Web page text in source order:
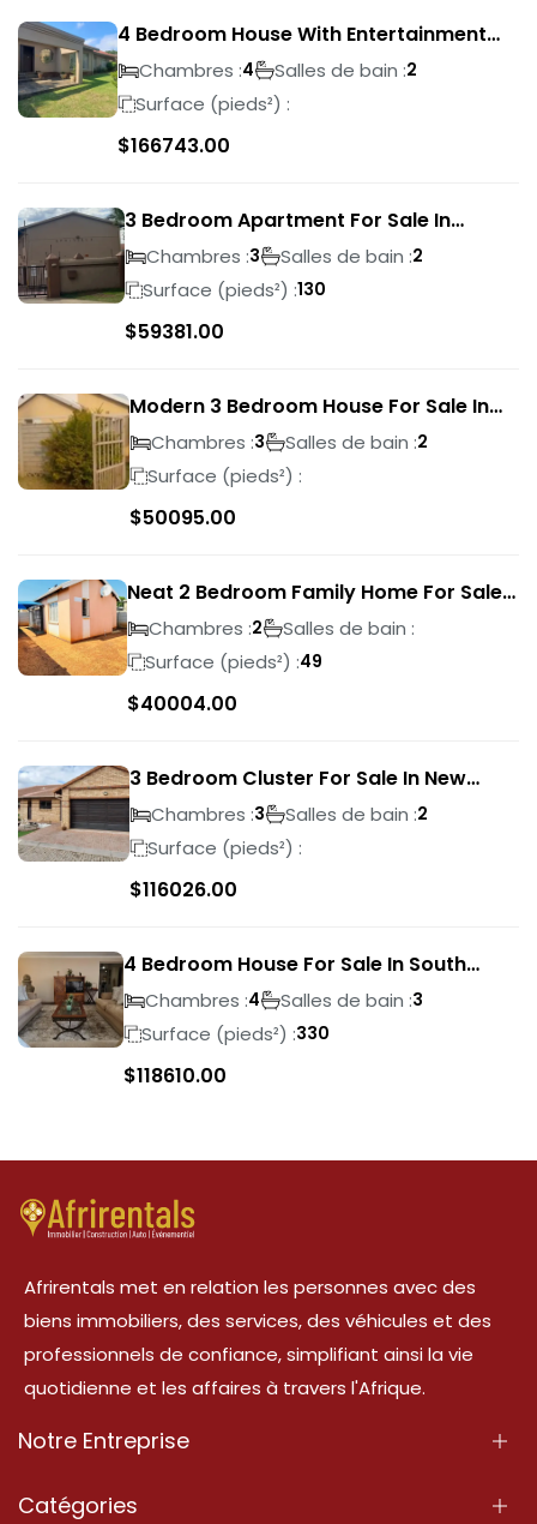
4 Bedroom House With Entertainment
Area In Randhart
Chambres :4 Salles de bain :2
Surface (pieds²) :
$166743.00
3 Bedroom Apartment For Sale In
Verwoerdpark
Chambres :3 Salles de bain :2
Surface (pieds²) :130
$59381.00
Modern 3 Bedroom House For Sale In
Albertsdal
Chambres :3 Salles de bain :2
Surface (pieds²) :
$50095.00
Neat 2 Bedroom Family Home For Sale
In Sky City
Chambres :2
Salles de bain :
Surface (pieds²) :49
$40004.00
3 Bedroom Cluster For Sale In New
Market Park
Chambres :3 Salles de bain :2
Surface (pieds²) :
$116026.00
4 Bedroom House For Sale In South
CrestChambres :4 Salles de bain :3
Surface (pieds²) :330
$118610.00
Afrirentals met en relation les personnes avec des
biens immobiliers, des services, des véhicules et des
professionnels de confiance, simplifiant ainsi la vie
quotidienne et les affaires à travers l'Afrique.
Notre Entreprise
À Propos
Catégories